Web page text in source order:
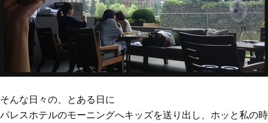
そんな日々の、とある日に
パレスホテルのモーニングへキッズを送り出し、ホッと私の時